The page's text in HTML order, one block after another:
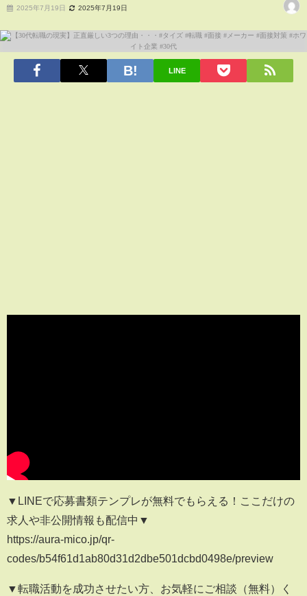
2025年7月19日 2025年7月19日
LINE
▼LINEで応募書類テンプレが無料でもらえる！ここだけの
求人や非公開情報も配信中▼
https://aura-mico.jp/qr-
codes/b54f61d1ab80d31d2dbe501dcbd0498e/preview
▼転職活動を成功させたい方、お気軽にご相談（無料）く